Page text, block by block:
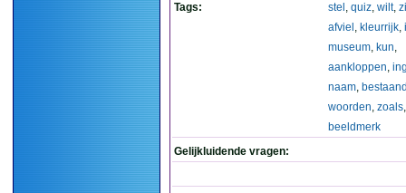
Tags:
stel , quiz, wilt,
afviel , kleurrijk,
museum, kun,
aankloppen,
naam,
woorden, zoals,
beeldmerk
Gelijkluidende vragen: